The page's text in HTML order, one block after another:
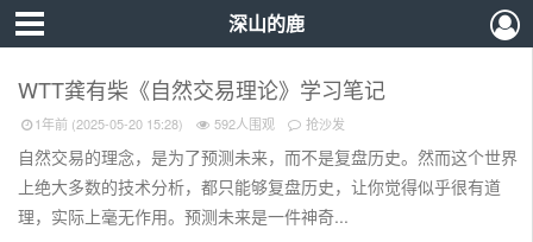
深山的鹿
WTT龚有柴《自然交易理论》学习笔记
1年前 (2025-05-20 15:28) 592人围观 抢沙发
自然交易的理念，是为了预测未来，而不是复盘历史。然而这个世界
上绝大多数的技术分析，都只能够复盘历史，让你觉得似乎很有道
理，实际上毫无作用。预测未来是一件神奇...